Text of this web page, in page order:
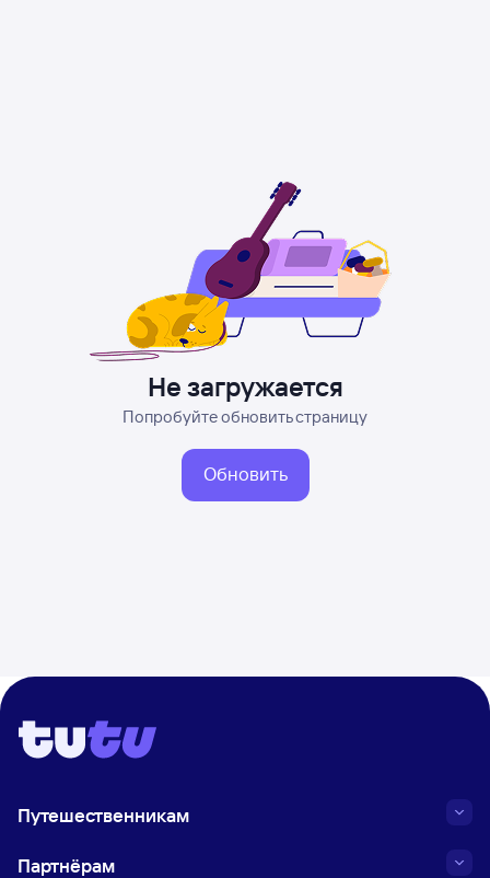
Не загружается
Попробуйте обновить страницу
Обновить
Путешественникам
Партнёрам